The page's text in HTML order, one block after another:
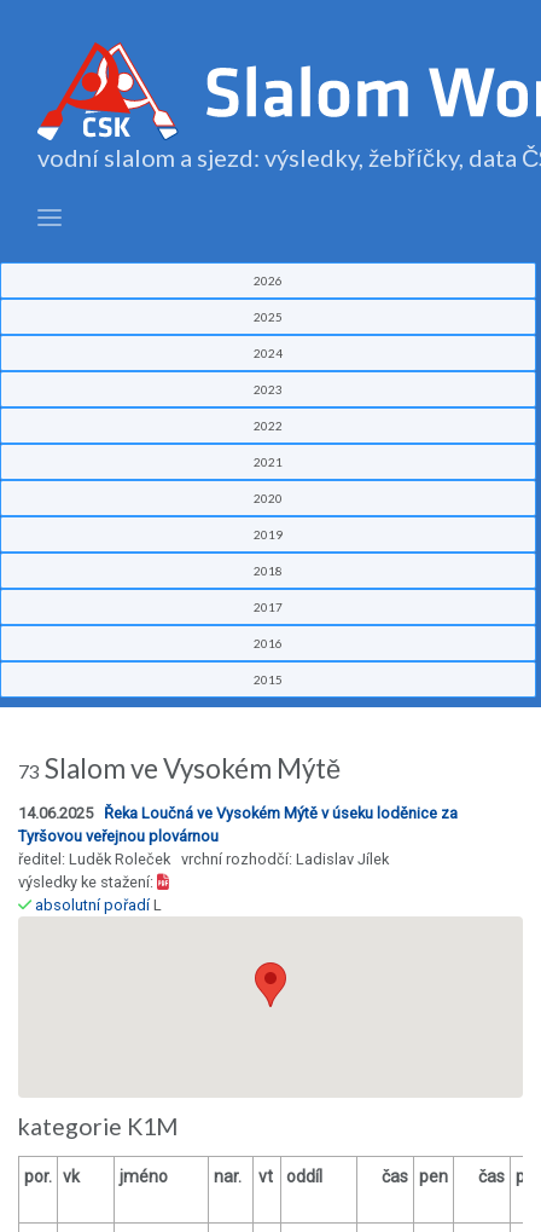
vodní slalom a sjezd: výsledky, žebříčky, data
2026
2025
2024
2023
2022
2021
2020
2019
2018
2017
2016
2015
73 Slalom ve Vysokém Mýtě
14.06.2025 Řeka Loučná ve Vysokém Mýtě v úseku loděnice za
Tyršovou veřejnou plovárnou
ředitel: Luděk Roleček vrchní rozhodčí: Ladislav Jílek
výsledky ke stažení:
absolutní pořadíL
kategorie K1M
por. vk jméno nar. vt oddíl čas pen čas